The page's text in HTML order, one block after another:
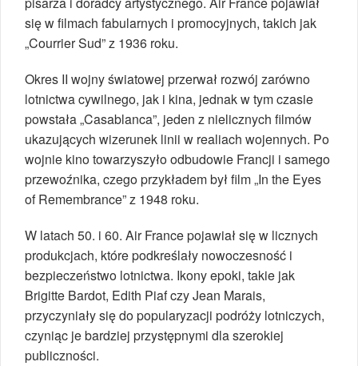
się w filmach fabularnych i promocyjnych, takich jak
„Courrier Sud” z 1936 roku.
Okres II wojny światowej przerwał rozwój zarówno
lotnictwa cywilnego, jak i kina, jednak w tym czasie
powstała „Casablanca”, jeden z nielicznych filmów
ukazujących wizerunek linii w realiach wojennych. Po
wojnie kino towarzyszyło odbudowie Francji i samego
przewoźnika, czego przykładem był film „In the Eyes
of Remembrance” z 1948 roku.
W latach 50. i 60. Air France pojawiał się w licznych
produkcjach, które podkreślały nowoczesność i
bezpieczeństwo lotnictwa. Ikony epoki, takie jak
Brigitte Bardot, Edith Piaf czy Jean Marais,
przyczyniały się do popularyzacji podróży lotniczych,
czyniąc je bardziej przystępnymi dla szerokiej
publiczności.